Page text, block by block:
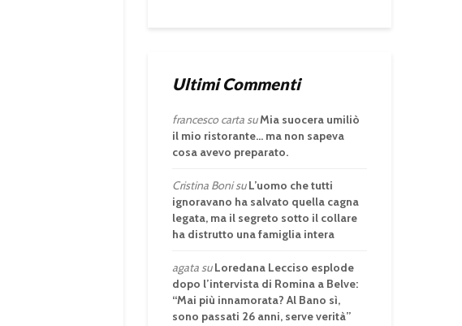
Ultimi Commenti
francesco cartasuMia suocera umiliò
il mio ristorante… ma non sapeva
cosa avevo preparato.
Cristina BonisuL’uomo che tutti
ignoravano ha salvato quella cagna
legata, ma il segreto sotto il collare
ha distrutto una famiglia intera
agatasuLoredana Lecciso esplode
dopo l’intervista di Romina a Belve:
“Mai più innamorata? Al Bano sì,
sono passati 26 anni, serve verità”